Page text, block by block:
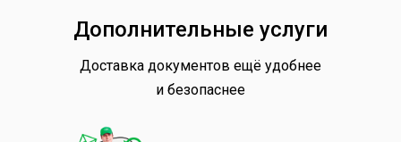
Дополнительные услуги
Доставка документов ещё удобнее
и безопаснее